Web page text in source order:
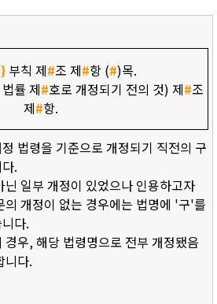
부칙 제#조 제#항 (#)목.
법률 제#호로 개정되기 전의 것) 제#조
제#항.
법령을 기준으로 개정되기 직전의 구
.
닌 일부 개정이 있었으나 인용하고자
의 개정이 없는 경우에는 법명에 '구'를
다.
경우, 해당 법령명으로 전부 개정됐음
니다.